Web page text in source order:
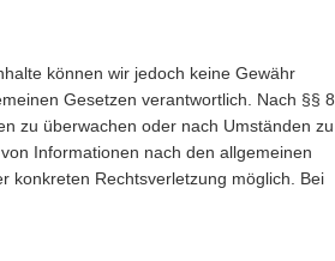
können wir jedoch keine Gewähr
Gesetzen verantwortlich. Nach §§ 8
zu überwachen oder nach Umständen zu
Informationen nach den allgemeinen
konkreten Rechtsverletzung möglich. Bei